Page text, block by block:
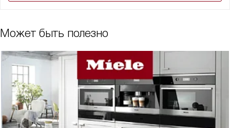
Может быть полезно